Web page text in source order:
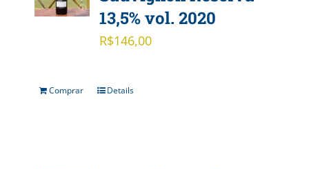
13,5% vol. 2020
R$146,00
Comprar Details